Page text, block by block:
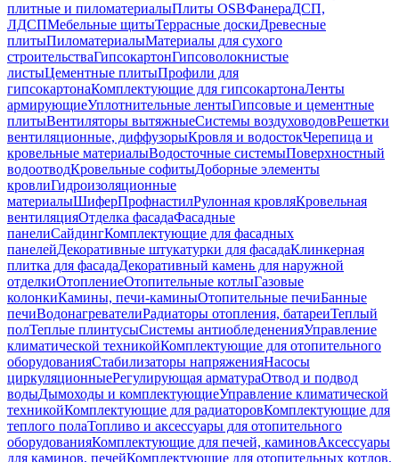
плитные и пиломатериалыПлиты OSBФанераДСП,
ЛДСПМебельные щитыТеррасные доскиДревесные
плитыПиломатериалыМатериалы для сухого
строительстваГипсокартонГипсоволокнистые
листыЦементные плитыПрофили для
гипсокартонаКомплектующие для гипсокартонаЛенты
армирующиеУплотнительные лентыГипсовые и цементные
плитыВентиляторы вытяжныеСистемы воздуховодовРешетки
вентиляционные, диффузорыКровля и водостокЧерепица и
кровельные материалыВодосточные системыПоверхностный
водоотводКровельные софитыДоборные элементы
кровлиГидроизоляционные
материалыШиферПрофнастилРулонная кровляКровельная
вентиляцияОтделка фасадаФасадные
панелиСайдингКомплектующие для фасадных
панелейДекоративные штукатурки для фасадаКлинкерная
плитка для фасадаДекоративный камень для наружной
отделкиОтоплениеОтопительные котлыГазовые
колонкиКамины, печи-каминыОтопительные печиБанные
печиВодонагревателиРадиаторы отопления, батареиТеплый
полТеплые плинтусыСистемы антиобледененияУправление
климатической техникойКомплектующие для отопительного
оборудованияСтабилизаторы напряженияНасосы
циркуляционныеРегулирующая арматураОтвод и подвод
водыДымоходы и комплектующиеУправление климатической
техникойКомплектующие для радиаторовКомплектующие для
теплого полаТопливо и аксессуары для отопительного
оборудованияКомплектующие для печей, каминовАксессуары
для каминов, печейКомплектующие для отопительных котлов,